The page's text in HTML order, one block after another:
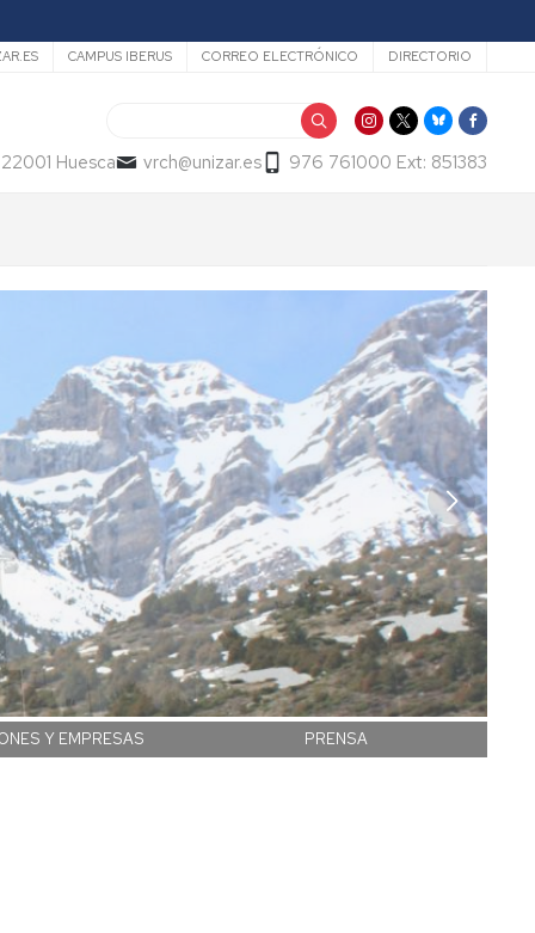
CAMPUS IBERUS CORREO ELECTRÓNICO DIRECTORIO
Huesca vrch@unizar.es 976 761000 Ext: 851383
Y EMPRESAS PRENSA